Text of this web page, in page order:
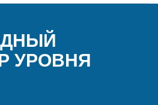
УРОВНЯ